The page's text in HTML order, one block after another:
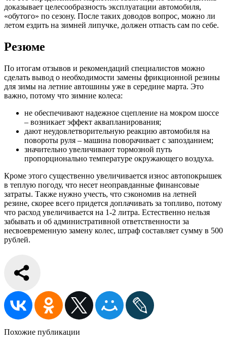
доказывает целесообразность эксплуатации автомобиля,
«обутого» по сезону. После таких доводов вопрос, можно ли
летом ездить на зимней липучке, должен отпасть сам по себе.
Резюме
По итогам отзывов и рекомендаций специалистов можно
сделать вывод о необходимости замены фрикционной резины
для зимы на летние автошины уже в середине марта. Это
важно, потому что зимние колеса:
не обеспечивают надежное сцепление на мокром шоссе
– возникает эффект аквапланирования;
дают неудовлетворительную реакцию автомобиля на
повороты руля – машина поворачивает с запозданием;
значительно увеличивают тормозной путь
пропорционально температуре окружающего воздуха.
Кроме этого существенно увеличивается износ автопокрышек
в теплую погоду, что несет неоправданные финансовые
затраты. Также нужно учесть, что сэкономив на летней
резине, скорее всего придется доплачивать за топливо, потому
что расход увеличивается на 1-2 литра. Естественно нельзя
забывать и об административной ответственности за
несвоевременную замену колес, штраф составляет сумму в 500
рублей.
Похожие публикации